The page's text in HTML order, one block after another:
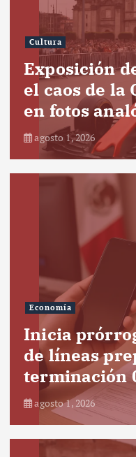
Cultura
Exposición
el caos de la
en fotos
agosto 1, 2026
Economía
Inicia
de líneas
terminación
agosto 1, 2026